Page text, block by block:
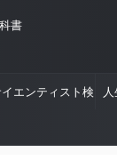
書
エンティスト検